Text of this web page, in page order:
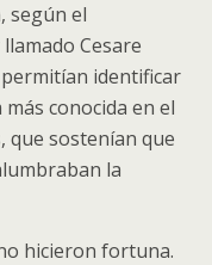
según el
Cesare
identificar
conocida en el
que sostenían que
la
hicieron fortuna.